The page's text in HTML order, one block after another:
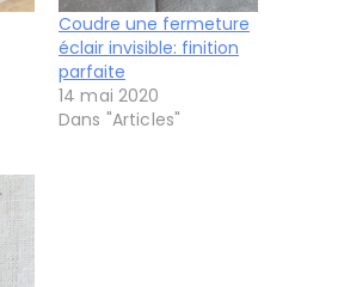
Coudre une fermeture
éclair invisible: finition
parfaite
14 mai 2020
Dans "Articles"